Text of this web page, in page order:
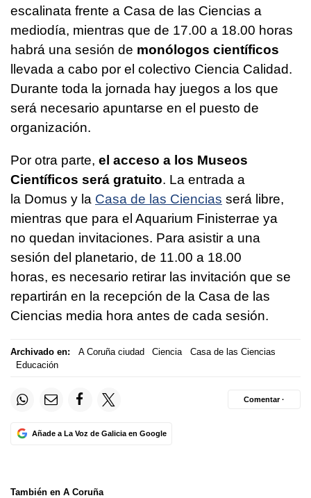
escalinata frente a Casa de las Ciencias a
mediodía, mientras que de 17.00 a 18.00 horas
habrá una sesión de monólogos científicos
llevada a cabo por el colectivo Ciencia Calidad.
Durante toda la jornada hay juegos a los que
será necesario apuntarse en el puesto de
organización.
Por otra parte, el acceso a los Museos
Científicos será gratuito. La entrada a
la Domus y la Casa de las Ciencias será libre,
mientras que para el Aquarium Finisterrae ya
no quedan invitaciones. Para asistir a una
sesión del planetario, de 11.00 a 18.00
horas, es necesario retirar las invitación que se
repartirán en la recepción de la Casa de las
Ciencias media hora antes de cada sesión.
Archivado en: A Coruña ciudad Ciencia
Casa de las Ciencias
Educación
Añade a La Voz de Galicia en Google
Comentar ·
También en A Coruña